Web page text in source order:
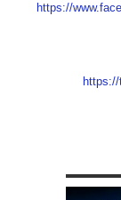
https://